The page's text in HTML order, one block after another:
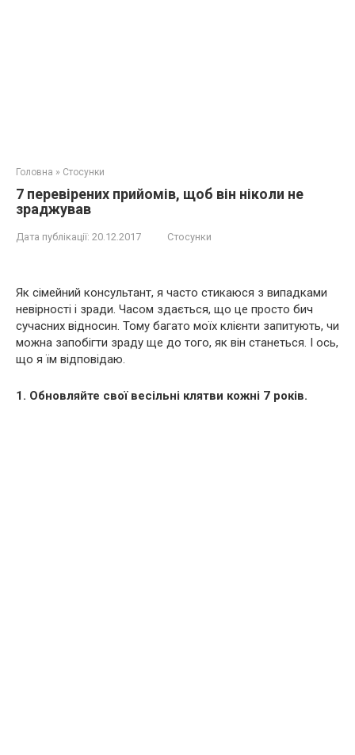
Головна » Стосунки
7 перевірених прийомів, щоб він ніколи не
зраджував
Дата публікації: 20.12.2017 Стосунки
Як сімейний консультант, я часто стикаюся з випадками
невірності і зради. Часом здається, що це просто бич
сучасних відносин. Тому багато моїх клієнти запитують, чи
можна запобігти зраду ще до того, як він станеться. І ось,
що я їм відповідаю.
1. Обновляйте свої весільні клятви кожні 7 років.